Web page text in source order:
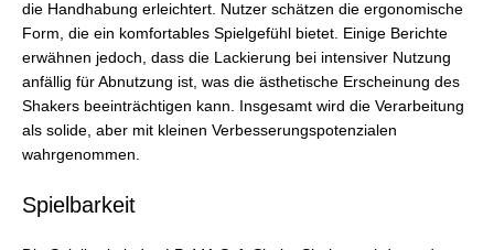
die Handhabung erleichtert. Nutzer schätzen die ergonomische
Form, die ein komfortables Spielgefühl bietet. Einige Berichte
erwähnen jedoch, dass die Lackierung bei intensiver Nutzung
anfällig für Abnutzung ist, was die ästhetische Erscheinung des
Shakers beeinträchtigen kann. Insgesamt wird die Verarbeitung
als solide, aber mit kleinen Verbesserungspotenzialen
wahrgenommen.
Spielbarkeit